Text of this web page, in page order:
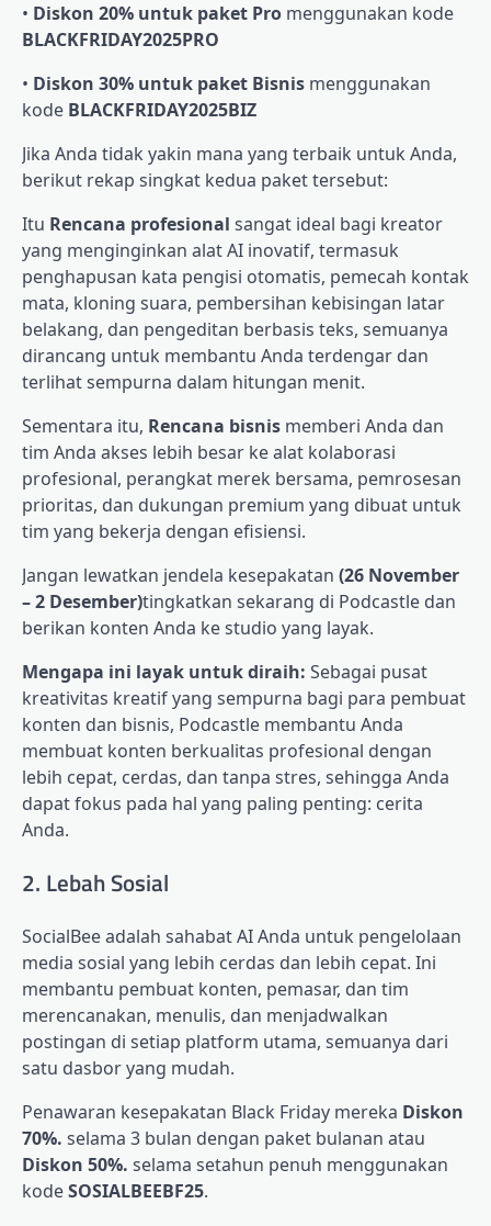
• Diskon 20% untuk paket Pro menggunakan kode
BLACKFRIDAY2025PRO
• Diskon 30% untuk paket Bisnis menggunakan
kode BLACKFRIDAY2025BIZ
Jika Anda tidak yakin mana yang terbaik untuk Anda,
berikut rekap singkat kedua paket tersebut:
Itu Rencana profesional sangat ideal bagi kreator
yang menginginkan alat AI inovatif, termasuk
penghapusan kata pengisi otomatis, pemecah kontak
mata, kloning suara, pembersihan kebisingan latar
belakang, dan pengeditan berbasis teks, semuanya
dirancang untuk membantu Anda terdengar dan
terlihat sempurna dalam hitungan menit.
Sementara itu, Rencana bisnis memberi Anda dan
tim Anda akses lebih besar ke alat kolaborasi
profesional, perangkat merek bersama, pemrosesan
prioritas, dan dukungan premium yang dibuat untuk
tim yang bekerja dengan efisiensi.
Jangan lewatkan jendela kesepakatan (26 November
– 2 Desember)tingkatkan sekarang di Podcastle dan
berikan konten Anda ke studio yang layak.
Mengapa ini layak untuk diraih: Sebagai pusat
kreativitas kreatif yang sempurna bagi para pembuat
konten dan bisnis, Podcastle membantu Anda
membuat konten berkualitas profesional dengan
lebih cepat, cerdas, dan tanpa stres, sehingga Anda
dapat fokus pada hal yang paling penting: cerita
Anda.
2. Lebah Sosial
SocialBee adalah sahabat AI Anda untuk pengelolaan
media sosial yang lebih cerdas dan lebih cepat. Ini
membantu pembuat konten, pemasar, dan tim
merencanakan, menulis, dan menjadwalkan
postingan di setiap platform utama, semuanya dari
satu dasbor yang mudah.
Penawaran kesepakatan Black Friday mereka Diskon
70%. selama 3 bulan dengan paket bulanan atau
Diskon 50%. selama setahun penuh menggunakan
kodeSOSIALBEEBF25.